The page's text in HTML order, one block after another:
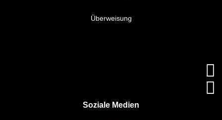
Überweisung
Soziale Medien

